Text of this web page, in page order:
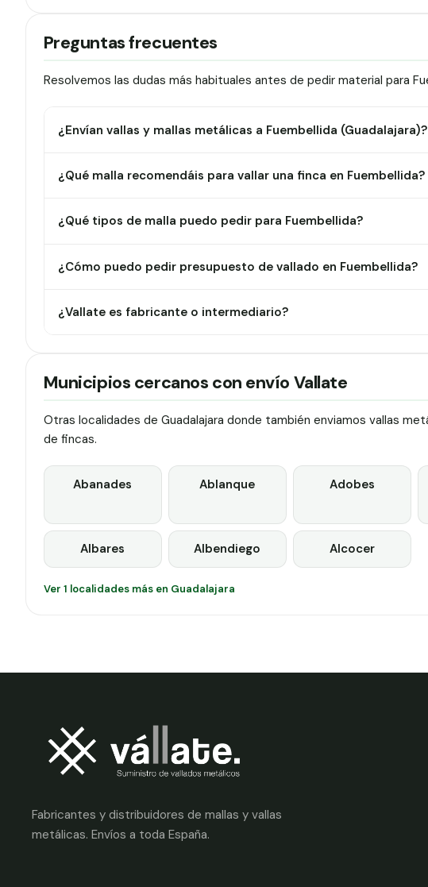
Preguntas frecuentes
Resolvemos las dudas más habituales antes de pedir material para
¿Envían vallas y mallas metálicas a Fuembellida (Guadalajara)?
¿Qué malla recomendáis para vallar una finca en Fuembellida?
¿Qué tipos de malla puedo pedir para Fuembellida?
¿Cómo puedo pedir presupuesto de vallado en Fuembellida?
¿Vallate es fabricante o intermediario?
Municipios cercanos con envío Vallate
Otras localidades de Guadalajara donde también enviamos vallas
de fincas.
Abanades Ablanque Adobes
Albares Albendiego Alcocer
Ver 1 localidades más en Guadalajara
Fabricantes y distribuidores de mallas y vallas
metálicas. Envíos a toda España.